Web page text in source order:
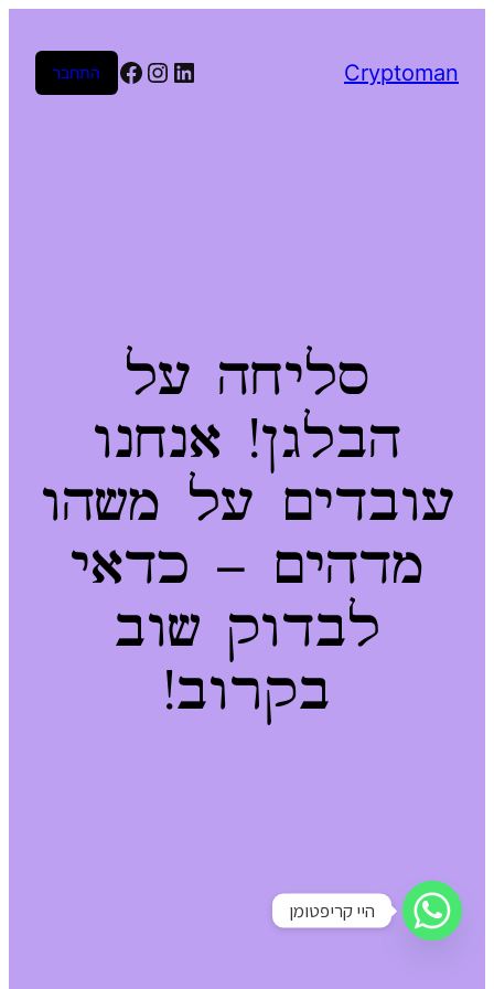
Cryptoman
LinkedIn
Instagram
Facebook
התחבר
סליחה על
הבלגן! אנחנו
עובדים על משהו
מדהים – כדאי
לבדוק שוב
בקרוב!
היי קריפטומן